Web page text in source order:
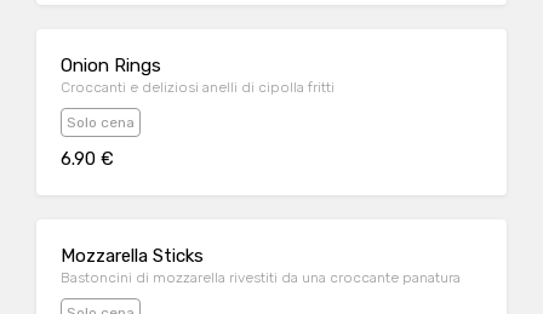
Onion Rings
Croccanti e deliziosi anelli di cipolla fritti
Solo cena
6.90 €
Mozzarella Sticks
Bastoncini di mozzarella rivestiti da una croccante panatura